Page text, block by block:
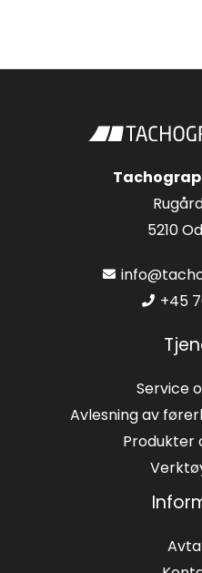
5210
+45
Service
Avlesning av
Produkter